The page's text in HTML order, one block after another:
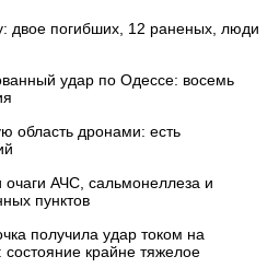
двое погибших, 12 раненых, люди
удар по Одессе: восемь
область дронами: есть
АЧС, сальмонеллеза и
пунктов
получила удар током на
крайне тяжелое